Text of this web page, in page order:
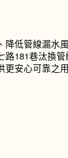
降低管線漏水
路181巷汰換
更安心可靠之